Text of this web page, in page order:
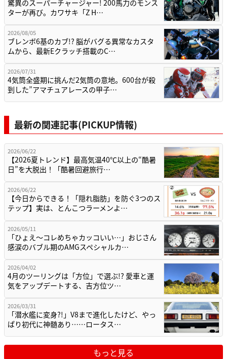
驚異のスーパーチャージャー! 200馬力のモンス
ターが再び。カワサキ「Z H…
2026/08/05
ブレンボ6基のカブ!? 脳がバグる異常なカスタ
ムから、最新Eクラッチ搭載のC…
2026/07/31
4気筒全盛期に挑んだ2気筒の意地。600台が殺
到した”アマチュアレースの甲子…
最新の関連記事(PICKUP情報)
2026/06/22
【2026夏トレンド】最高気温40℃以上の“酷暑
日”を大脱出！「酷暑回避旅行…
2026/06/22
【今日からできる！「隠れ脂肪」を防ぐ3つのス
テップ】実は、とんこつラーメンよ…
2026/05/11
「ひょえ〜コレめちゃカッコいい…」おじさん
感涙のバブル期のAMGスペシャルカ…
2026/04/02
4月のツーリングは「方位」で選ぶ!? 愛車と運
気をアップデートする、吉方位ツ…
2026/03/31
「潜水艦に変身?!」V8まで進化したけど、やっ
ぱり初代に神髄あり……ロータス…
もっと見る